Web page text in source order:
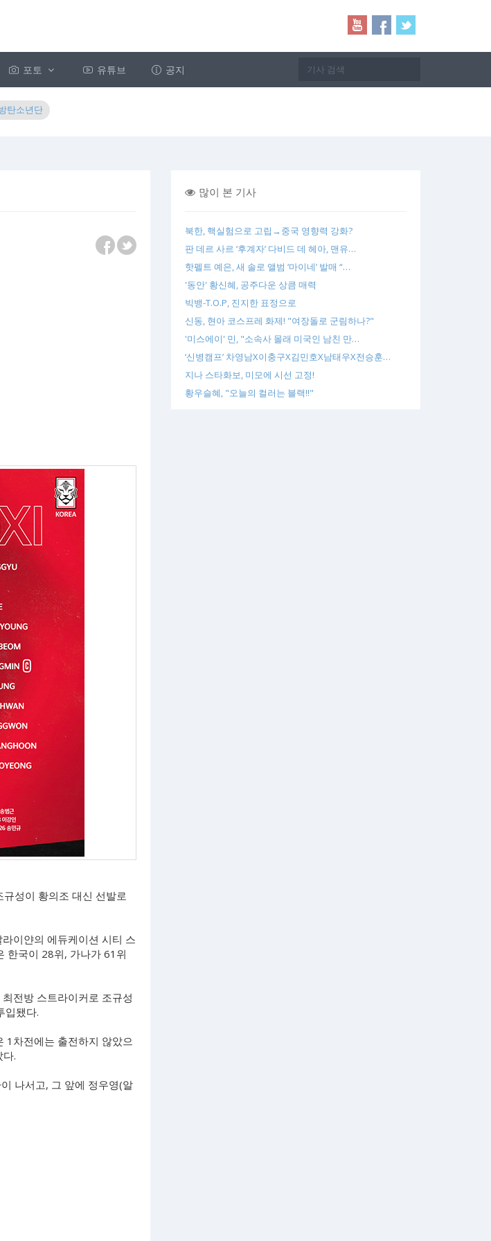
포토 유튜브 공지
탄소년단
성이 황의조 대신 선발로
이얀의 에듀케이션 시티 스
한국이 28위, 가나가 61위
전방 스트라이커로 조규성
입됐다.
1차전에는 출전하지 않았으
.
나서고, 그 앞에 정우영(알
많이 본 기사
북한, 핵실험으로 고립→중국 영향력 강화?
판 데르 사르 ‘후계자’ 다비드 데 헤아, 맨유…
핫펠트 예은, 새 솔로 앨범 ‘마이네’ 발매 “…
'동안' 황신혜, 공주다운 상큼 매력
빅뱅-T.O.P, 진지한 표정으로
신동, 현아 코스프레 화제! "여장돌로 군림하나?"
'미스에이' 민, "소속사 몰래 미국인 남친 만…
‘신병캠프’ 차영남X이충구X김민호X남태우X전승훈…
지나 스타화보, 미모에 시선 고정!
황우슬혜, "오늘의 컬러는 블랙!!"